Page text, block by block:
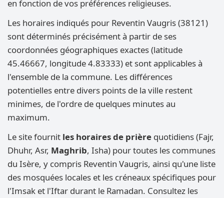
en fonction de vos préférences religieuses.
Les horaires indiqués pour Reventin Vaugris (38121)
sont déterminés précisément à partir de ses
coordonnées géographiques exactes (latitude
45.46667, longitude 4.83333) et sont applicables à
l'ensemble de la commune. Les différences
potentielles entre divers points de la ville restent
minimes, de l'ordre de quelques minutes au
maximum.
Le site fournit les horaires de prière quotidiens (Fajr,
Dhuhr, Asr, Maghrib, Isha) pour toutes les communes
du Isère, y compris Reventin Vaugris, ainsi qu'une liste
des mosquées locales et les créneaux spécifiques pour
l'Imsak et l'Iftar durant le Ramadan. Consultez les